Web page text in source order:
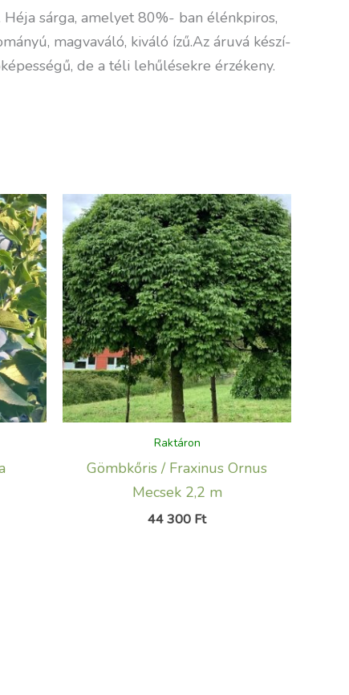
sárga, amelyet 80%- ban élénkpiros,
magvaváló, kiváló í­zű.Az áruvá készí­
de a téli lehűlésekre érzékeny.
Raktáron
Gömbkőris / Fraxinus Ornus
Mecsek 2,2 m
44 300 Ft